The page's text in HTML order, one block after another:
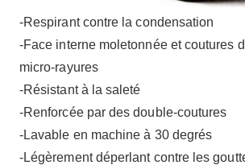
-Respirant contre la condensation
-Face interne moletonnée et coutures
micro-rayures
-Résistant à la saleté
-Renforcée par des double-coutures
-Lavable en machine à 30 degrés
-Légèrement déperlant contre les